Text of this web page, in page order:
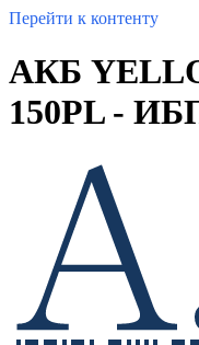
Перейти к контенту
АКБ
150PL -